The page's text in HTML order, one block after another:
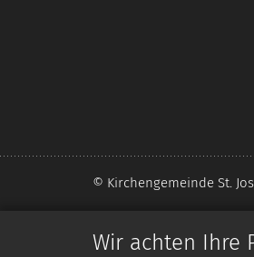
Wir achten Ihre
© Kirchengemeinde St.